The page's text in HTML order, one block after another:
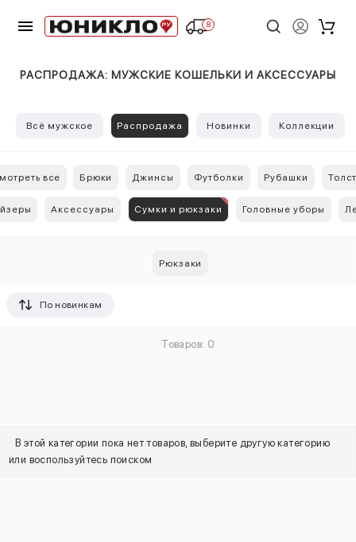
8
РАСПРОДАЖА: МУЖСКИЕ КОШЕЛЬКИ И АКСЕССУАРЫ
Всё мужское Распродажа Новинки Коллекции
все Брюки Джинсы Футболки Рубашки
Аксессуары Сумки и рюкзаки Головные уборы
Рюкзаки
По новинкам
Товаров: 0
В этой категории пока нет товаров, выберите другую категорию
или воспользуйтесь поиском